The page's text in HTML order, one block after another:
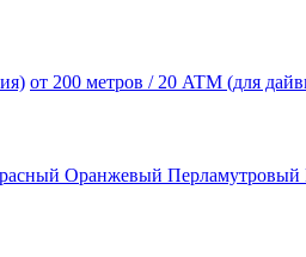
от 200 метров / 20 ATM (для
Оранжевый Перламутровый